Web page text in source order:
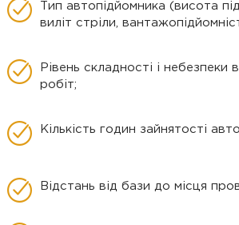
Тип автопідйомника (висота
виліт стріли,
Рівень складності і небезпеки
робіт;
Кількість годин зайнятості
Відстань від бази до місця